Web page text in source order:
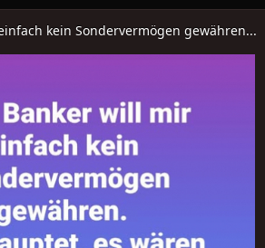
kein Sondervermögen gewähren...